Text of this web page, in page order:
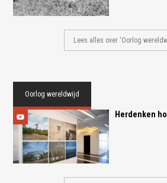
Lees alles over 'Oorlog
Oorlog wereldwijd
Herdenken